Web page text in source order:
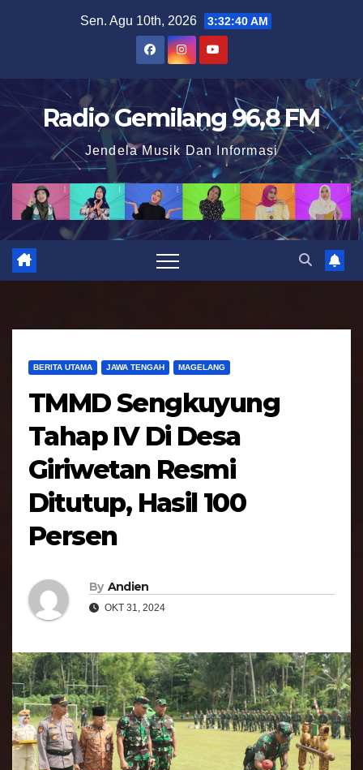
t
o
n
Sen. Agu 10th, 2026 3:32:41 AM
Radio Gemilang 96,8 FM
Jendela Musik Dan Informasi
BERITA UTAMA JAWA TENGAH MAGELANG
TMMD Sengkuyung
Tahap IV Di Desa
Giriwetan Resmi
Ditutup, Hasil 100
Persen
By Andien
OKT 31, 2024